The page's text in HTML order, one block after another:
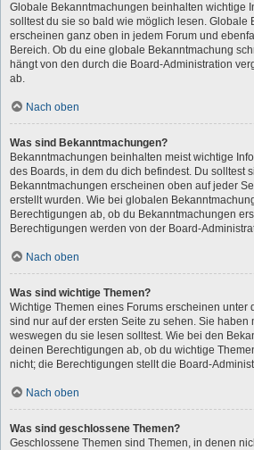
Globale Bekanntmachungen beinhalten wichtige
solltest du sie so bald wie möglich lesen. Globale
erscheinen ganz oben in jedem Forum und
Bereich. Ob du eine globale Bekanntmachung
hängt von den durch die Board-Administration
ab.
Nach oben
Was sind Bekanntmachungen?
Bekanntmachungen beinhalten meist wichtige
des Boards, in dem du dich befindest. Du solltest
Bekanntmachungen erscheinen oben auf jeder
erstellt wurden. Wie bei globalen
Berechtigungen ab, ob du Bekanntmachungen
Berechtigungen werden von der Board-
Nach oben
Was sind wichtige Themen?
Wichtige Themen eines Forums erscheinen unter
sind nur auf der ersten Seite zu sehen. Sie haben
weswegen du sie lesen solltest. Wie bei den
deinen Berechtigungen ab, ob du wichtige
nicht; die Berechtigungen stellt die Board-
Nach oben
Was sind geschlossene Themen?
Geschlossene Themen sind Themen, in denen